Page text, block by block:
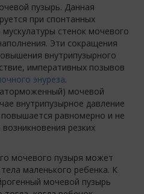
пузырь. Данная
при спонтанных
стенок мочевого
Эти сокращения
внутрипузырного
императивных позывов
энуреза.
мочевой
внутрипузырное давление
равномерно и не
резких
мочевого пузыря может
маленького ребенка. К
мочевой пузырь